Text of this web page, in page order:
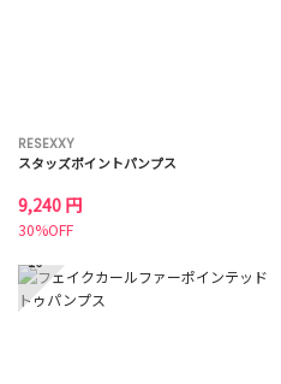
RESEXXY
スタッズポイントパンプス
9,240 円
30%OFF
10